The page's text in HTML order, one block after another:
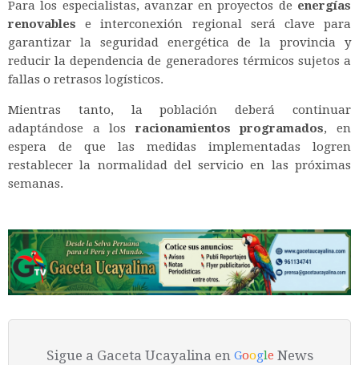
Para los especialistas, avanzar en proyectos de energías
renovables e interconexión regional será clave para
garantizar la seguridad energética de la provincia y
reducir la dependencia de generadores térmicos sujetos a
fallas o retrasos logísticos.
Mientras tanto, la población deberá continuar
adaptándose a losracionamientos programados, en
espera de que las medidas implementadas logren
restablecer la normalidad del servicio en las próximas
semanas.
Sigue a Gaceta Ucayalina en Google News